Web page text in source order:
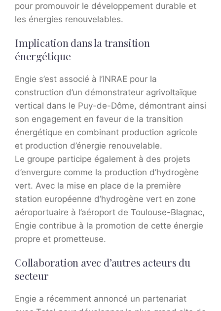
pour promouvoir le développement durable et
les énergies renouvelables.
Implication dans la transition
énergétique
Engie s’est associé à l’INRAE pour la
construction d’un démonstrateur agrivoltaïque
vertical dans le Puy-de-Dôme, démontrant ainsi
son engagement en faveur de la transition
énergétique en combinant production agricole
et production d’énergie renouvelable.
Le groupe participe également à des projets
d’envergure comme la production d’hydrogène
vert. Avec la mise en place de la première
station européenne d’hydrogène vert en zone
aéroportuaire à l’aéroport de Toulouse-Blagnac,
Engie contribue à la promotion de cette énergie
propre et prometteuse.
Collaboration avec d’autres acteurs du
secteur
Engie a récemment annoncé un partenariat